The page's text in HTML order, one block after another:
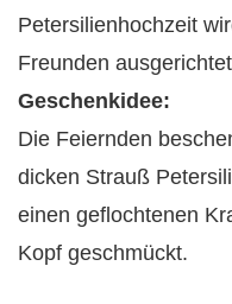
Petersilienhochzeit
Freunden
Geschenkidee:
Die Feiernden
dicken Strauß
einen geflochtenen
Kopf geschmückt.